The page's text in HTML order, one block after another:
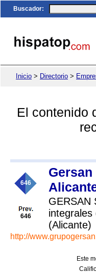
Buscador:
Inicio > Directorio >
El contenido
646
646
GERSAN
integrales
(Alicante)
http://
Este